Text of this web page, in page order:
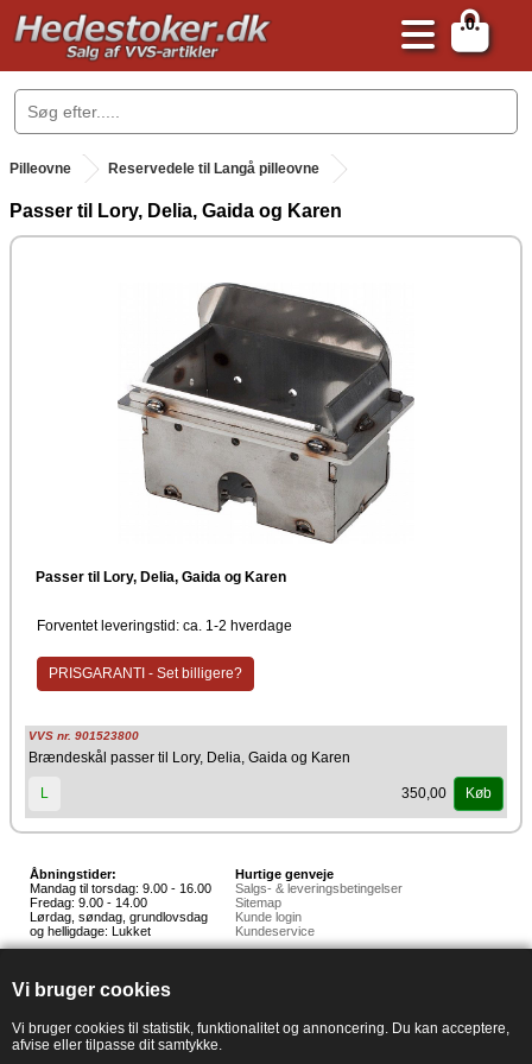
Vi bruger cookies
Vi bruger cookies til statistik, funktionalitet og annoncering. Du kan acceptere,
afvise eller tilpasse dit samtykke.
0
.
Pilleovne Reservedele til Langå pilleovne
Passer til Lory, Delia, Gaida og Karen
Passer til Lory, Delia, Gaida og Karen
Forventet leveringstid: ca. 1-2 hverdage
PRISGARANTI - Set billigere?
VVS nr. 901523800
Brændeskål passer til Lory, Delia, Gaida og Karen
L 350,00 Køb
Åbningstider:
Mandag til torsdag: 9.00 - 16.00
Fredag: 9.00 - 14.00
Lørdag, søndag, grundlovsdag
og helligdage: Lukket
Hurtige genveje
Salgs- & leveringsbetingelser
Sitemap
Kunde login
Kundeservice
Hunnerupvej 3, 6920 Videbæk
E-mail:salg@hedestoker.dk
PA: